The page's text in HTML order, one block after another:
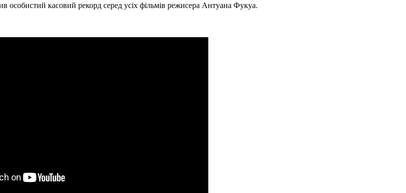
касовий рекорд серед усіх фільмів режисера Антуана Фукуа.